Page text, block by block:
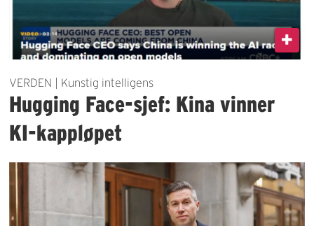
VERDEN | Kunstig intelligens
Hugging Face-sjef: Kina vinner
KI-kappløpet